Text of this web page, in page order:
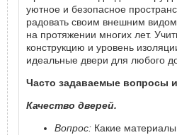
уютное и безопасное
радовать своим внешним
на протяжении многих лет.
конструкцию и уровень
идеальные двери для любого
Часто задаваемые вопросы
Качество дверей.
Вопрос: Какие